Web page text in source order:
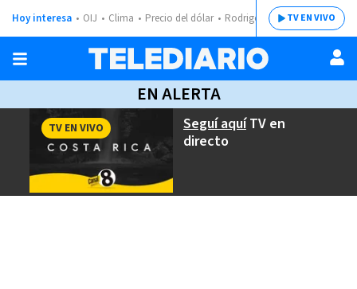
Hoy interesa OIJ Clima Precio del dólar Rodrigo ChavesTV EN VIVO
EN ALERTA
Seguí aquíTV en
directo
TV EN VIVO